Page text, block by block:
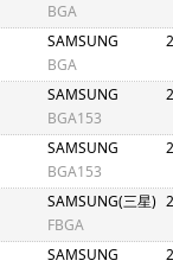
BGA
SAMSUNG
BGA
SAMSUNG
BGA153
SAMSUNG
BGA153
SAMSUNG(三星)
FBGA
SAMSUNG